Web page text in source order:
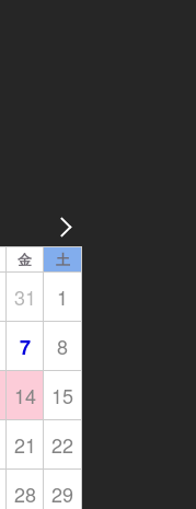
金 土
31
1
7
8
14
15
21
22
28 29